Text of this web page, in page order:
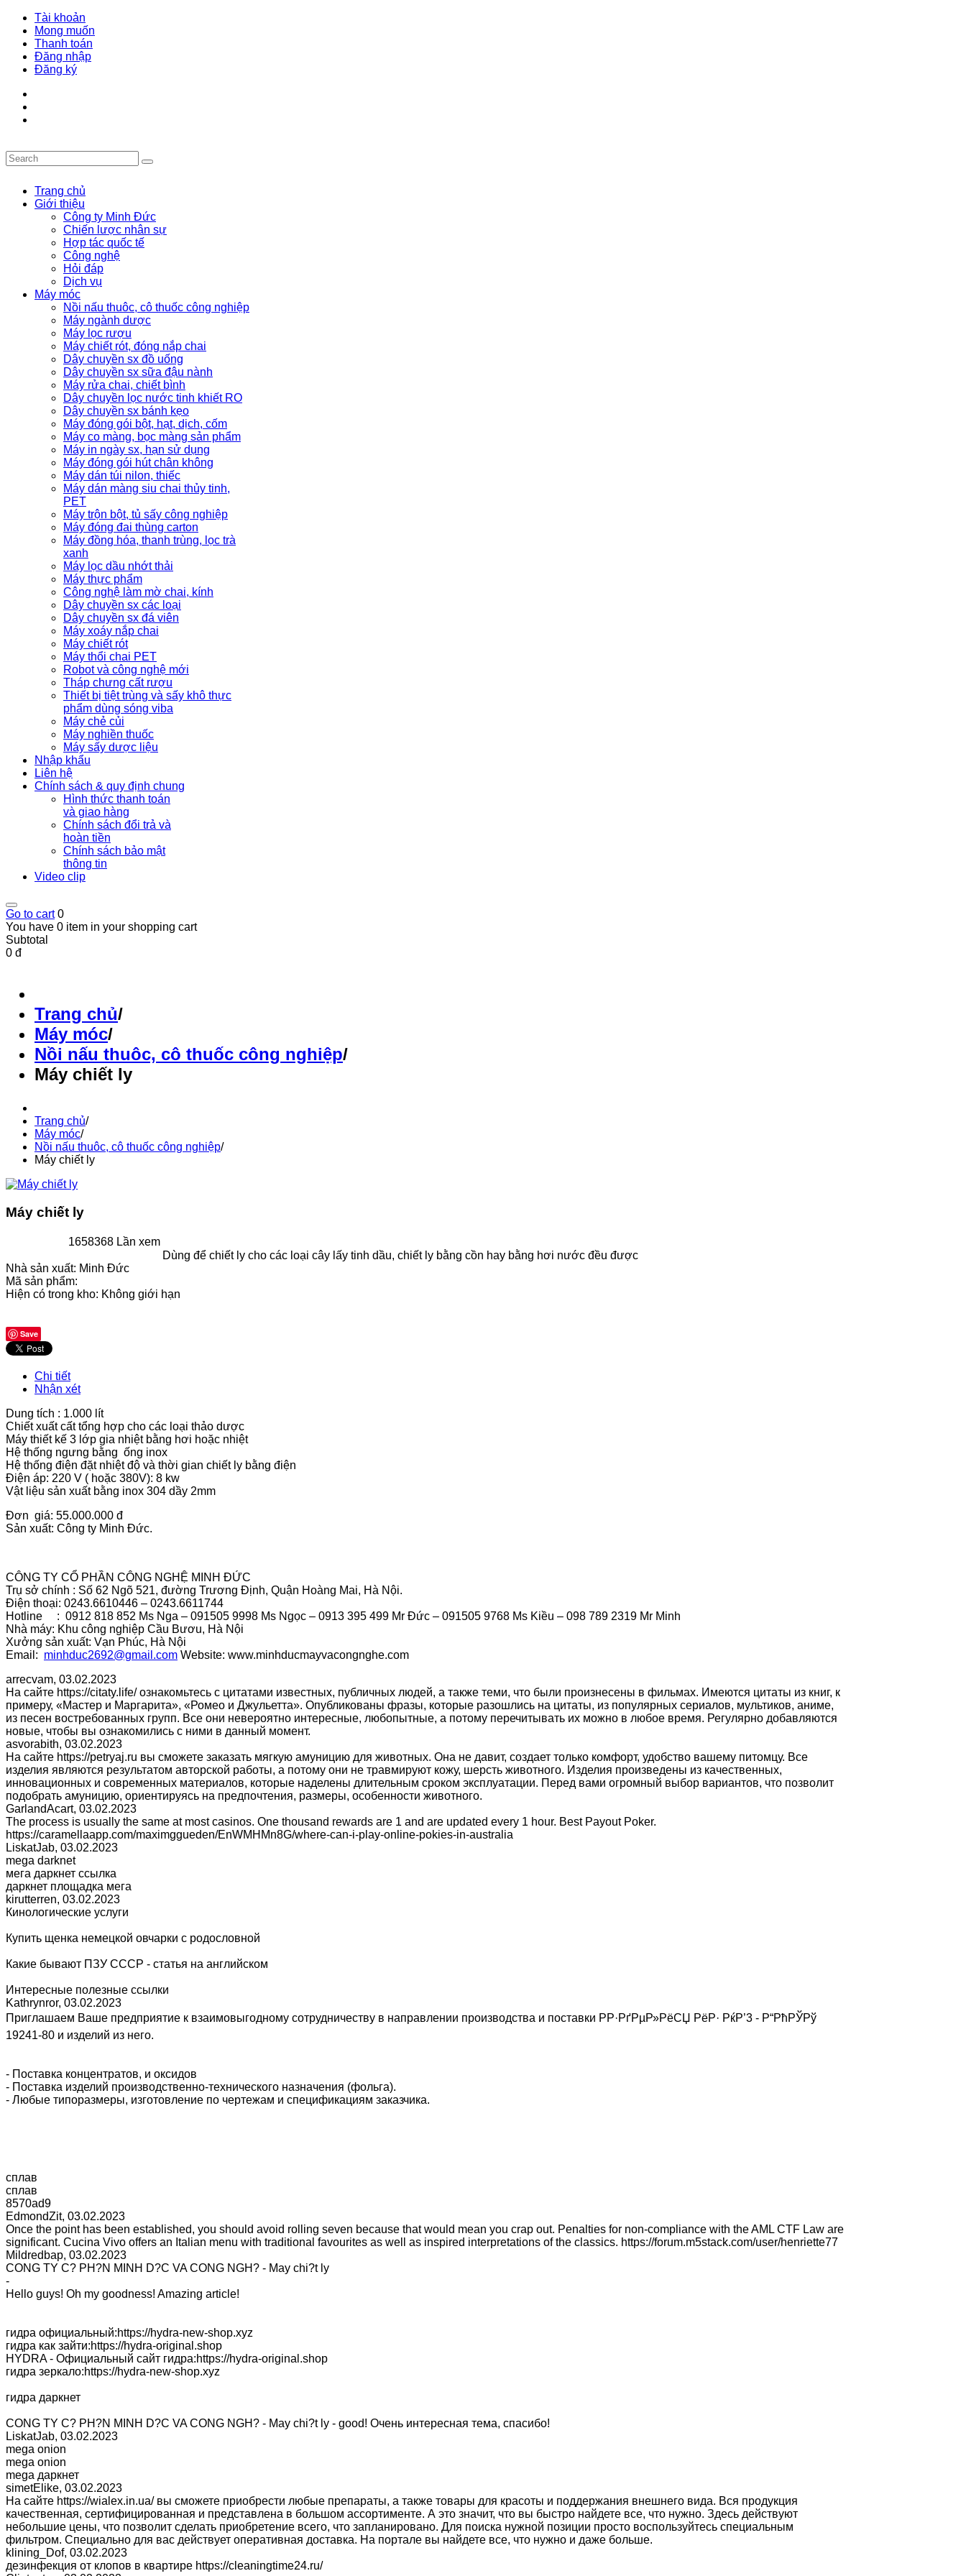
Tài khoản
Mong muốn
Thanh toán
Đăng nhập
Đăng ký
Trang chủ
Giới thiệu
Công ty Minh Đức
Chiến lược nhân sự
Hợp tác quốc tế
Công nghệ
Hỏi đáp
Dịch vụ
Máy móc
Nồi nấu thuôc, cô thuốc công nghiệp
Máy ngành dược
Máy lọc rượu
Máy chiết rót, đóng nắp chai
Dây chuyền sx đồ uống
Dây chuyền sx sữa đậu nành
Máy rửa chai, chiết bình
Dây chuyền lọc nước tinh khiết RO
Dây chuyền sx bánh kẹo
Máy đóng gói bột, hạt, dịch, cốm
Máy co màng, bọc màng sản phẩm
Máy in ngày sx, hạn sử dụng
Máy đóng gói hút chân không
Máy dán túi nilon, thiếc
Máy dán màng siu chai thủy tinh,
PET
Máy trộn bột, tủ sấy công nghiệp
Máy đóng đai thùng carton
Máy đồng hóa, thanh trùng, lọc trà
xanh
Máy lọc dầu nhớt thải
Máy thực phẩm
Công nghệ làm mờ chai, kính
Dây chuyền sx các loại
Dây chuyền sx đá viên
Máy xoáy nắp chai
Máy chiết rót
Máy thổi chai PET
Robot và công nghệ mới
Tháp chưng cất rượu
Thiết bị tiệt trùng và sấy khô thực
phẩm dùng sóng viba
Máy chẻ củi
Máy nghiền thuốc
Máy sấy dược liệu
Nhập khẩu
Liên hệ
Chính sách & quy định chung
Hình thức thanh toán
và giao hàng
Chính sách đổi trả và
hoàn tiền
Chính sách bảo mật
thông tin
Video clip
Go to cart 0
You have 0 item in your shopping cart
Subtotal
0 đ
Trang chủ/
Máy móc/
Nồi nấu thuôc, cô thuốc công nghiệp/
Máy chiết ly
Trang chủ/
Máy móc/
Nồi nấu thuôc, cô thuốc công nghiệp/
Máy chiết ly
Máy chiết ly
1658368 Lần xem
Dùng để chiết ly cho các loại cây lấy tinh dầu, chiết ly bằng cồn hay bằng hơi nước đều được
Nhà sản xuất: Minh Đức
Mã sản phẩm:
Hiện có trong kho: Không giới hạn
Save
Chi tiết
Nhận xét
Dung tích : 1.000 lít
Chiết xuất cất tổng hợp cho các loại thảo dược
Máy thiết kế 3 lớp gia nhiệt bằng hơi hoặc nhiệt
Hệ thống ngưng bằng ống inox
Hệ thống điện đặt nhiệt độ và thời gian chiết ly bằng điện
Điện áp: 220 V ( hoặc 380V): 8 kw
Vật liệu sản xuất bằng inox 304 dầy 2mm
Đơn giá: 55.000.000 đ
Sản xuất: Công ty Minh Đức.
CÔNG TY CỔ PHẦN CÔNG NGHỆ MINH ĐỨC
Trụ sở chính : Số 62 Ngõ 521, đường Trương Định, Quận Hoàng Mai, Hà Nội.
Điện thoại: 0243.6610446 – 0243.6611744
Hotline : 0912 818 852 Ms Nga – 091505 9998 Ms Ngọc – 0913 395 499 Mr Đức – 091505 9768 Ms Kiều – 098 789 2319 Mr Minh
Nhà máy: Khu công nghiệp Cầu Bươu, Hà Nội
Xưởng sản xuất: Vạn Phúc, Hà Nội
Email: minhduc2692@gmail.com Website: www.minhducmayvacongnghe.com
arrecvam, 03.02.2023
На сайте https://citaty.life/ ознакомьтесь с цитатами известных, публичных людей, а также теми, что были произнесены в фильмах. Имеются цитаты из книг, к
примеру, «Мастер и Маргарита», «Ромео и Джульетта». Опубликованы фразы, которые разошлись на цитаты, из популярных сериалов, мультиков, аниме,
из песен востребованных групп. Все они невероятно интересные, любопытные, а потому перечитывать их можно в любое время. Регулярно добавляются
новые, чтобы вы ознакомились с ними в данный момент.
asvorabith, 03.02.2023
На сайте https://petryaj.ru вы сможете заказать мягкую амуницию для животных. Она не давит, создает только комфорт, удобство вашему питомцу. Все
изделия являются результатом авторской работы, а потому они не травмируют кожу, шерсть животного. Изделия произведены из качественных,
инновационных и современных материалов, которые наделены длительным сроком эксплуатации. Перед вами огромный выбор вариантов, что позволит
подобрать амуницию, ориентируясь на предпочтения, размеры, особенности животного.
GarlandAcart, 03.02.2023
The process is usually the same at most casinos. One thousand rewards are 1 and are updated every 1 hour. Best Payout Poker.
https://caramellaapp.com/maximggueden/EnWMHMn8G/where-can-i-play-online-pokies-in-australia
LiskatJab, 03.02.2023
mega darknet
мега даркнет ссылка
даркнет площадка мега
kirutterren, 03.02.2023
Кинологические услуги
Купить щенка немецкой овчарки с родословной
Какие бывают ПЗУ СССР - статья на английском
Интересные полезные ссылки
Kathrynror, 03.02.2023
Приглашаем Ваше предприятие к взаимовыгодному сотрудничеству в направлении производства и поставки РР·РґРµР»РёСЏ РёР· РќР’3 - Р“РћРЎРў
19241-80 и изделий из него.
- Поставка концентратов, и оксидов
- Поставка изделий производственно-технического назначения (фольга).
- Любые типоразмеры, изготовление по чертежам и спецификациям заказчика.
сплав
сплав
8570ad9
EdmondZit, 03.02.2023
Once the point has been established, you should avoid rolling seven because that would mean you crap out. Penalties for non-compliance with the AML CTF Law are
significant. Cucina Vivo offers an Italian menu with traditional favourites as well as inspired interpretations of the classics. https://forum.m5stack.com/user/henriette77
Mildredbap, 03.02.2023
CONG TY C? PH?N MINH D?C VA CONG NGH? - May chi?t ly
-
Hello guys! Oh my goodness! Amazing article!
гидра официальный:https://hydra-new-shop.xyz
гидра как зайти:https://hydra-original.shop
HYDRA - Официальный сайт гидра:https://hydra-original.shop
гидра зеркало:https://hydra-new-shop.xyz
гидра даркнет
CONG TY C? PH?N MINH D?C VA CONG NGH? - May chi?t ly - good! Очень интересная тема, спасибо!
LiskatJab, 03.02.2023
mega onion
mega onion
mega даркнет
simetElike, 03.02.2023
На сайте https://wialex.in.ua/ вы сможете приобрести любые препараты, а также товары для красоты и поддержания внешнего вида. Вся продукция
качественная, сертифицированная и представлена в большом ассортименте. А это значит, что вы быстро найдете все, что нужно. Здесь действуют
небольшие цены, что позволит сделать приобретение всего, что запланировано. Для поиска нужной позиции просто воспользуйтесь специальным
фильтром. Специально для вас действует оперативная доставка. На портале вы найдете все, что нужно и даже больше.
klining_Dof, 03.02.2023
дезинфекция от клопов в квартире https://cleaningtime24.ru/